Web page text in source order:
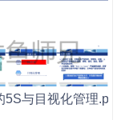
5S与目视化管理.pptx